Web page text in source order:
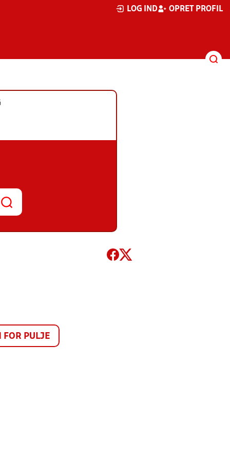
LOG IND OPRET PROFIL
PULJE